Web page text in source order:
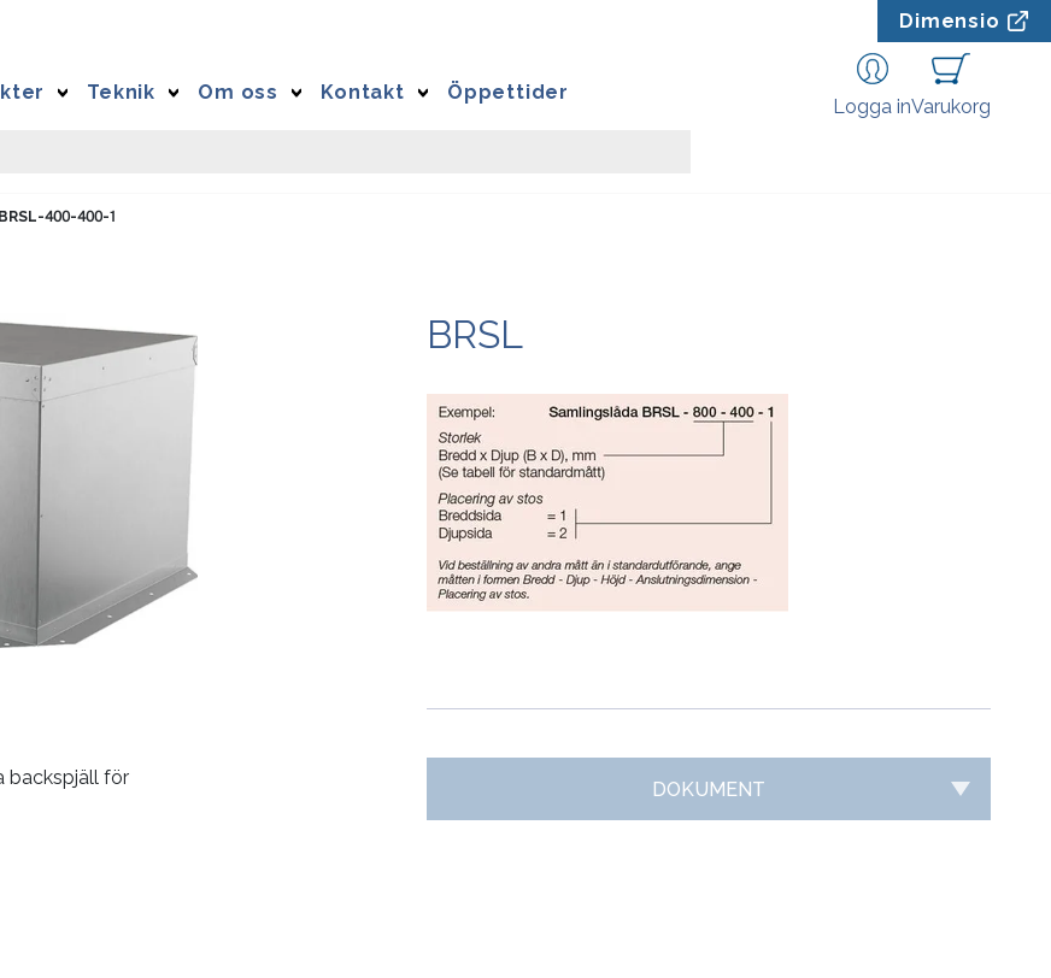
Dimensio
Logga inVarukorg
Teknik Om oss Kontakt Öppettider
BRSL-400-400-1
BRSL
backspjäll för
DOKUMENT